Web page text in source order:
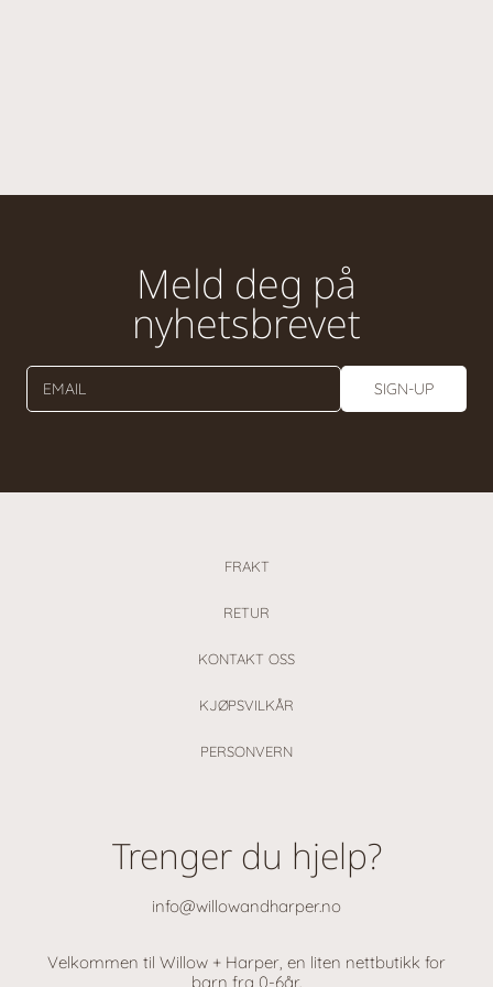
Meld deg på
nyhetsbrevet
EMAIL SIGN-UP
FRAKT
RETUR
KONTAKT OSS
KJØPSVILKÅR
PERSONVERN
Trenger du hjelp?
info@willowandharper.no
Velkommen til Willow + Harper, en liten nettbutikk for
barn fra 0-6år.